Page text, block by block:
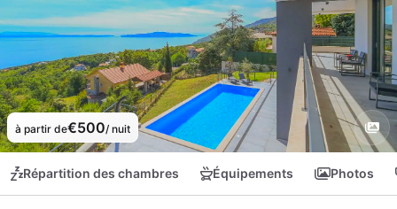
à partir de€500/ nuit
Répartition des chambres Équipements Photos